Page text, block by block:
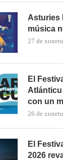
Asturies
música
27 de
El
con un
26 de
El
2026